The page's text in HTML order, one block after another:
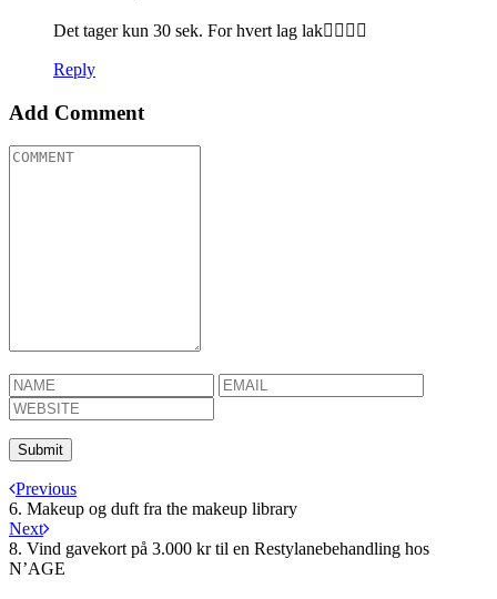
Det tager kun 30 sek. For hvert lag lak👍🏻💅🏻
Reply
Add Comment
Previous
6. Makeup og duft fra the makeup library
Next
8. Vind gavekort på 3.000 kr til en Restylanebehandling hos
N’AGE